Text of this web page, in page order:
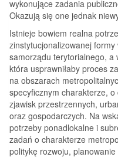
wykonujące zadania
Okazują się one jednak
Istnieje bowiem realna
zinstytucjonalizowanej formy
samorządu terytorialnego, a
która usprawniłaby proces
na obszarach
specyficznym charakterze,
zjawisk przestrzennych,
oraz gospodarczych. Na
potrzeby ponadlokalne i
zadań o charakterze
politykę rozwoju,